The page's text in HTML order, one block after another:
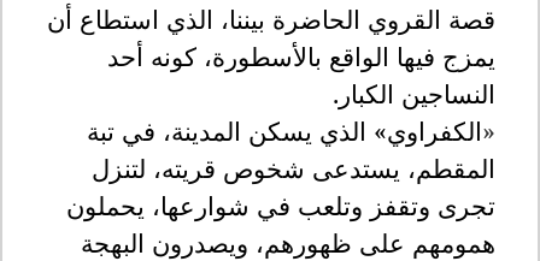
قصة القروي الحاضرة بيننا، الذي استطاع أن
يمزج فيها الواقع بالأسطورة، كونه أحد
النساجين الكبار .
«الكفراوي» الذي يسكن المدينة، في تبة
المقطم، يستدعى شخوص قريته، لتنزل
تجرى وتقفز وتلعب في شوارعها، يحملون
همومهم على ظهورهم، ويصدرون البهجة